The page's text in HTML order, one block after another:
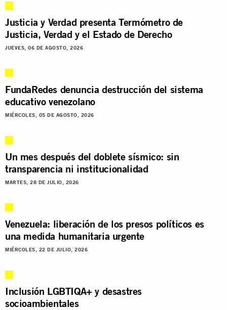
Justicia y Verdad presenta Termómetro de
Justicia, Verdad y el Estado de Derecho
JUEVES, 06 DE AGOSTO, 2026
FundaRedes denuncia destrucción del sistema
educativo venezolano
MIÉRCOLES, 05 DE AGOSTO, 2026
Un mes después del doblete sísmico: sin
transparencia ni institucionalidad
MARTES, 28 DE JULIO, 2026
Venezuela: liberación de los presos políticos es
una medida humanitaria urgente
MIÉRCOLES, 22 DE JULIO, 2026
Inclusión LGBTIQA+ y desastres
socioambientales